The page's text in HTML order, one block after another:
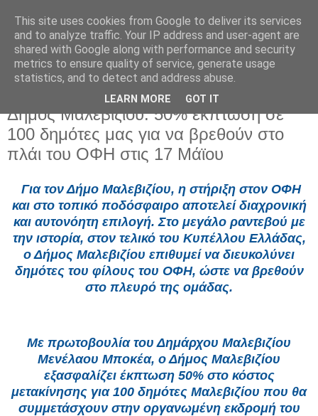
Κυριακή 27 Απριλίου 2025
Δήμος Μαλεβιζίου: 50% έκπτωση σε
100 δημότες μας για να βρεθούν στο
πλάι του ΟΦΗ στις 17 Μάϊου
Για τον Δήμο Μαλεβιζίου, η στήριξη στον ΟΦΗ
και στο τοπικό ποδόσφαιρο αποτελεί διαχρονική
και αυτονόητη επιλογή. Στο μεγάλο ραντεβού με
την ιστορία, στον τελικό του Κυπέλλου Ελλάδας,
ο Δήμος Μαλεβιζίου επιθυμεί να διευκολύνει
δημότες του φίλους του ΟΦΗ, ώστε να βρεθούν
στο πλευρό της ομάδας.
Με πρωτοβουλία του Δημάρχου Μαλεβιζίου
Μενέλαου Μποκέα, ο Δήμος Μαλεβιζίου
εξασφαλίζει έκπτωση 50% στο κόστος
μετακίνησης για 100 δημότες Μαλεβιζίου που θα
συμμετάσχουν στην οργανωμένη εκδρομή του
This site uses cookies from Google to deliver its services
and to analyze traffic. Your IP address and user-agent are
shared with Google along with performance and security
metrics to ensure quality of service, generate usage
statistics, and to detect and address abuse.
LEARN MORE GOT IT